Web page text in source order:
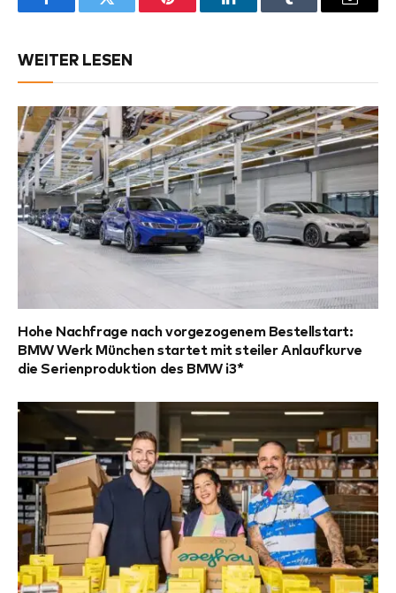
FacebookTwitter Pinterest LinkedInTumblr Email
WEITER LESEN
Hohe Nachfrage nach vorgezogenem Bestellstart:
BMW Werk München startet mit steiler Anlaufkurve
die Serienproduktion des BMW i3*